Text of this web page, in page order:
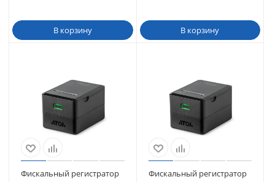
В корзину В корзину
Фискальный регистратор
Фискальный регистратор